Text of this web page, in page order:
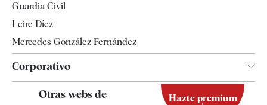
Guardia Civil
Leire Díez
Mercedes González Fernández
Corporativo
Contacto
Otras webs de Hazte premium